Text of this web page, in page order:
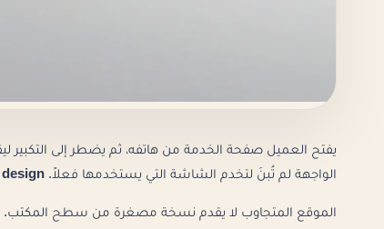
يفتح العميل صفحة الخدمة من هاتفه، ثم يضطر إلى التكبير
الواجهة لم تُبنَ لتخدم الشاشة التي يستخدمها فعلاً.
الموقع المتجاوب لا يقدم نسخة مصغرة من سطح المكتب.